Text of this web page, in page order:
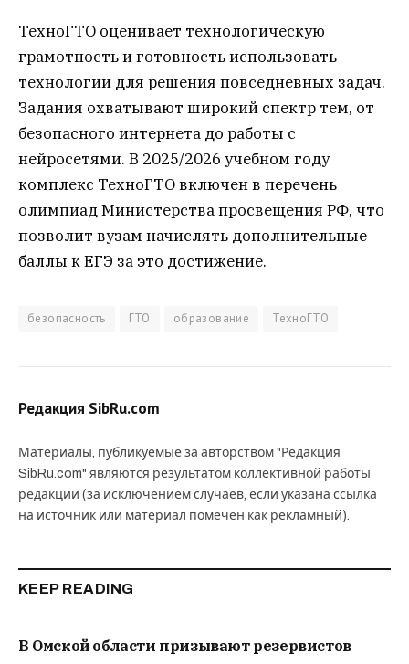
ТехноГТО оценивает технологическую
грамотность и готовность использовать
технологии для решения повседневных задач.
Задания охватывают широкий спектр тем, от
безопасного интернета до работы с
нейросетями. В 2025/2026 учебном году
комплекс ТехноГТО включен в перечень
олимпиад Министерства просвещения РФ, что
позволит вузам начислять дополнительные
баллы к ЕГЭ за это достижение.
безопасность ГТО образование ТехноГТО
Редакция SibRu.com
Материалы, публикуемые за авторством "Редакция
SibRu.com" являются результатом коллективной работы
редакции (за исключением случаев, если указана ссылка
на источник или материал помечен как рекламный).
KEEP READING
В Омской области призывают резервистов